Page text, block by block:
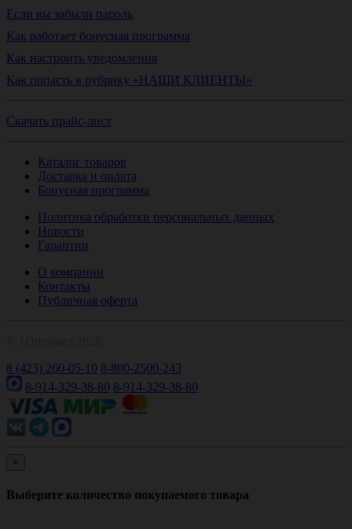
Если вы забыли пароль
Как работает бонусная программа
Как настроить уведомления
Как попасть в рубрику «НАШИ КЛИЕНТЫ»
Скачать прайс-лист
Каталог товаров
Доставка и оплата
Бонусная программа
Политика обработки персональных данных
Новости
Гарантии
О компании
Контакты
Публичная оферта
8 (423) 260-05-10 8-800-2500-243
8-914-329-38-80 8-914-329-38-80
×
Выберите количество покупаемого товара